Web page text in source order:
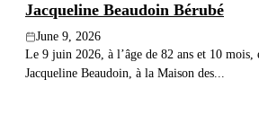
Search
Jacqueline Beaudoin Bérubé
June 9, 2026
Le 9 juin 2026, à l’âge de 82 ans et 10 mois,
Jacqueline Beaudoin, à la Maison des...